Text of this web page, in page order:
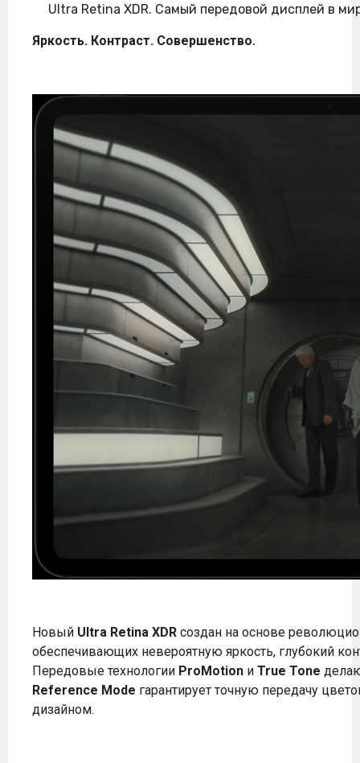
Ultra Retina XDR. Самый передовой дисплей в
Яркость. Контраст. Совершенство.
Новый Ultra Retina XDR создан на основе
обеспечивающих невероятную яркость, глубокий
Передовые технологии ProMotion и True Tone
Reference Mode гарантирует точную передачу
дизайном.